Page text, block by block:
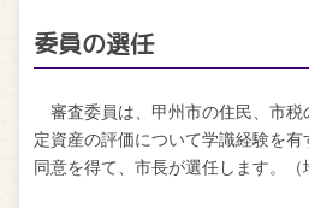
委員の選任
審査委員は、甲州市の住民、市税
定資産の評価について学識経験を
同意を得て、市長が選任します。（